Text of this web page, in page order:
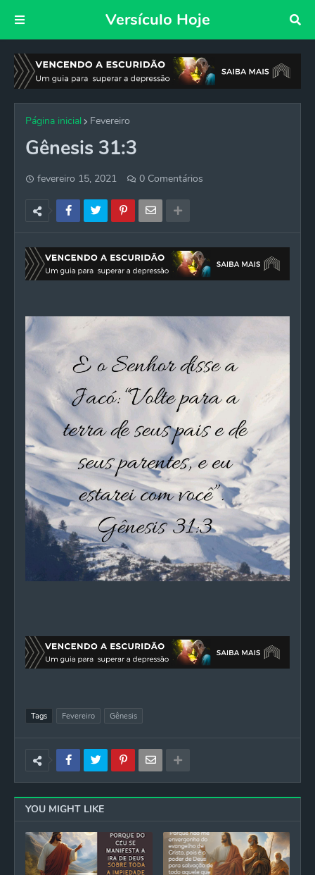
Versículo Hoje
Página inicial Fevereiro
Gênesis 31:3
fevereiro 15, 2021 0 Comentários
Tags Fevereiro Gênesis
YOU MIGHT LIKE